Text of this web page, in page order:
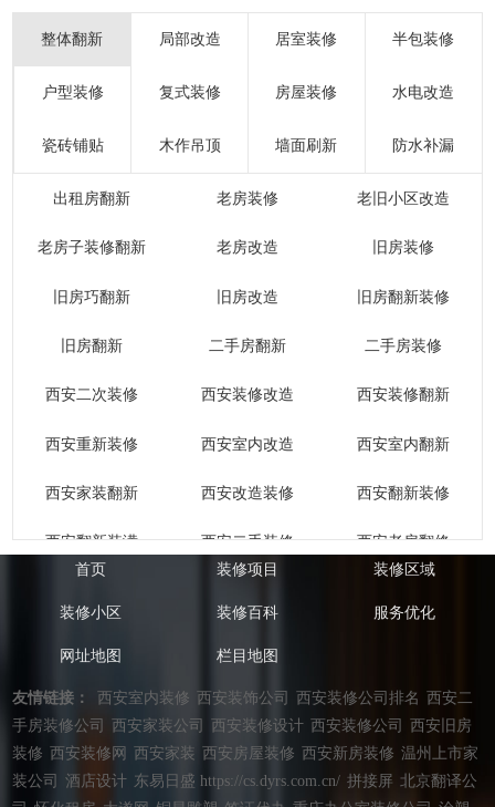
2026年西安91平装修多少钱？兴唐装饰免费报价清单曝光 2026-08-05
14 2026年西安104平装修全包多少钱？兴唐装饰报价清单，附省钱避坑指南 2026-08-05
2026年西安94平装修多少钱？中档自住半包全包报价清单 2026-08-05
整体翻新 局部改造 居室装修 半包装修
户型装修 复式装修 房屋装修 水电改造
瓷砖铺贴 木作吊顶 墙面刷新 防水补漏
出租房翻新 老房装修 老旧小区改造
老房子装修翻新 老房改造 旧房装修
旧房巧翻新 旧房改造 旧房翻新装修
旧房翻新 二手房翻新 二手房装修
西安二次装修 西安装修改造 西安装修翻新
西安重新装修 西安室内改造 西安室内翻新
西安家装翻新 西安改造装修 西安翻新装修
西安翻新装潢 西安二手装修 西安老房翻修
陕西老房装修 西安老房翻新 西安旧屋改造
西安旧房装修 西安旧房装饰 西安旧房装潢
首页 装修项目 装修区域
装修小区 装修百科 服务优化
网址地图 栏目地图
友情链接： 西安室内装修 西安装饰公司 西安装修公司排名 西安二
手房装修公司
西安家装公司 西安装修设计 西安装修公司
西安旧房
装修 西安装修网 西安家装 西安房屋装修 西安新房装修 温州上市家
装公司
酒店设计 东易日盛 https://cs.dyrs.com.cn/ 拼接屏 北京翻译公